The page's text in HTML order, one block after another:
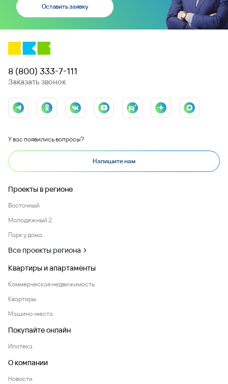
Оставить заявку
8 (800) 333-7-111
Заказать звонок
У вас появились вопросы?
Напишите нам
Проекты в регионе
Восточный
Молодежный 2
Парк у дома
Все проекты региона
Квартиры и апартаменты
Коммерческая недвижимость
Квартиры
Машино-места
Покупайте онлайн
Ипотека
О компании
Новости